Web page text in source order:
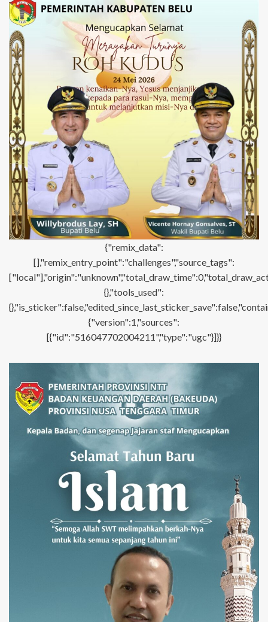
{"remix_data":
[],"remix_entry_point":"challenges","source_tags":
{},"tools_used":
{"version":1,"sources":
[{"id":"516047702004211","type":"ugc"}]}}